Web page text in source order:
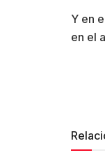
Y en
en el